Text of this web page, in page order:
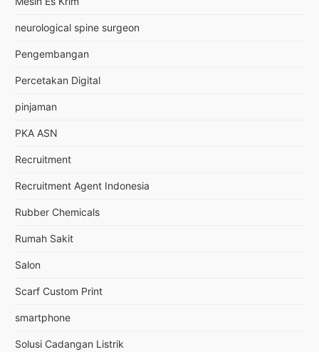
neurological spine surgeon
Pengembangan
Percetakan Digital
pinjaman
PKA ASN
Recruitment
Recruitment Agent Indonesia
Rubber Chemicals
Rumah Sakit
Salon
Scarf Custom Print
smartphone
Solusi Cadangan Listrik